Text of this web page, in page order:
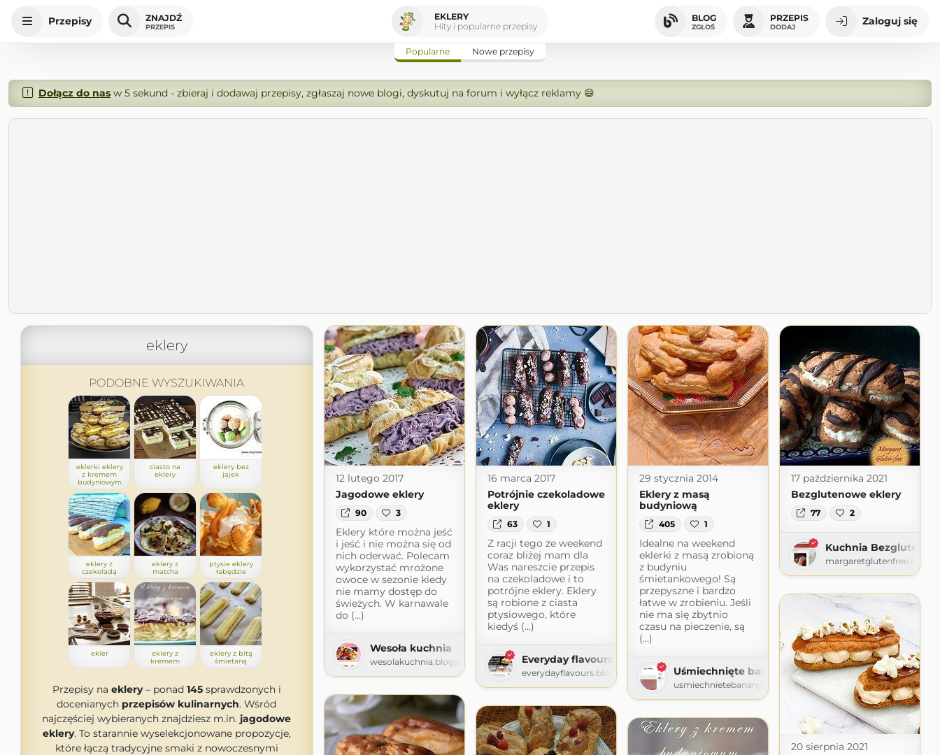
Przepisy ZNAJDŹ
PRZEPIS
EKLERY
Hity i popularne przepisy
BLOG
ZGŁOŚ
PRZEPIS
DODAJ Zaloguj się
Popularne Nowe przepisy
Dołącz do nasw 5 sekund - zbieraj i dodawaj przepisy, zgłaszaj nowe blogi, dyskutuj na forum i wyłącz reklamy 😄
eklery
PODOBNE WYSZUKIWANIA
eklerki eklery
z kremem
budyniowym
ciasto na
eklery
eklery bez
jajek
eklery z
czekoladą
eklery z
matcha
ptysie eklery
łabędzie
ekler
eklery z
kremem
eklery z bitą
śmietaną
Przepisy na eklery– ponad 145sprawdzonych i
docenianych przepisów kulinarnych. Wśród
najczęściej wybieranych znajdziesz m.in. jagodowe
eklery. To starannie wyselekcjonowane propozycje,
które łączą tradycyjne smaki z nowoczesnymi
12 lutego 2017
Jagodowe eklery
90 3
Eklery które można jeść
i jeść i nie można się od
nich oderwać. Polecam
wykorzystać mrożone
owoce w sezonie kiedy
nie mamy dostęp do
świeżych. W karnawale
do (...)
Wesoła kuchnia
wesolakuchnia.blogspot.com
16 marca 2017
Potrójnie czekoladowe
eklery
63 1
Z racji tego że weekend
coraz bliżej mam dla
Was nareszcie przepis
na czekoladowe i to
potrójne eklery. Eklery
są robione z ciasta
ptysiowego, które
kiedyś (...)
Everyday flavours
everydayflavours.blogspot.com
29 stycznia 2014
Eklery z masą
budyniową
405 1
Idealne na weekend
eklerki z masą zrobioną
z budyniu
śmietankowego! Są
przepyszne i bardzo
łatwe w zrobieniu. Jeśli
nie ma się zbytnio
czasu na pieczenie, są
(...)
Uśmiechnięte banany
usmiechnietebanany.blogspot.com
17 października 2021
Bezglutenowe eklery
77 2
Kuchnia
20 sierpnia 2021